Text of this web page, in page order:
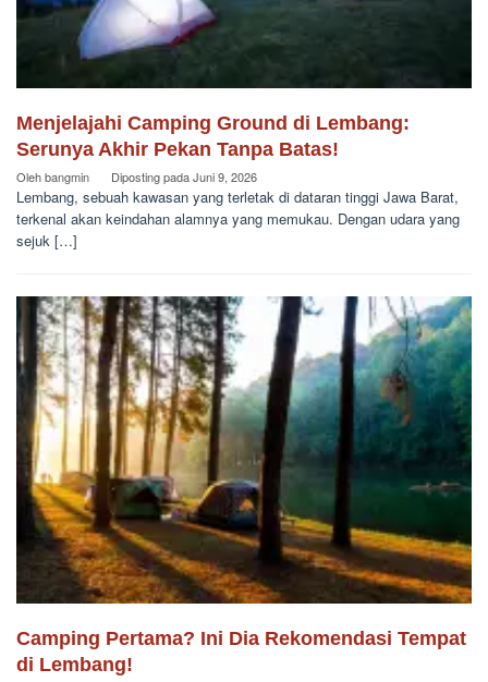
Menjelajahi Camping Ground di Lembang:
Serunya Akhir Pekan Tanpa Batas!
Olehbangmin Diposting padaJuni 9, 2026
Lembang, sebuah kawasan yang terletak di dataran tinggi Jawa Barat,
terkenal akan keindahan alamnya yang memukau. Dengan udara yang
sejuk […]
Camping Pertama? Ini Dia Rekomendasi Tempat
di Lembang!